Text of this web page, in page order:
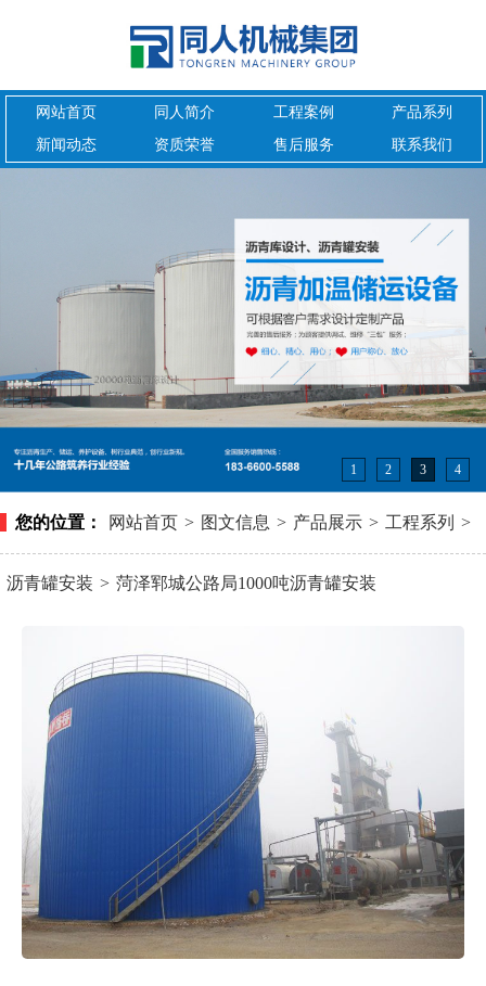
网站首页 同人简介 工程案例
产品系列
新闻动态
资质荣誉 售后服务 联系我们
1 2 3 4
您的位置： 网站首页 > 图文信息 > 产品展示 > 工程系列 >
沥青罐安装 > 菏泽郓城公路局1000吨沥青罐安装